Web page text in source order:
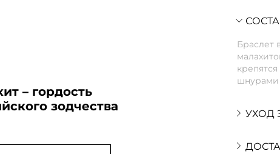
– гордость
зодчества
Браслет
шнурами
УХОД